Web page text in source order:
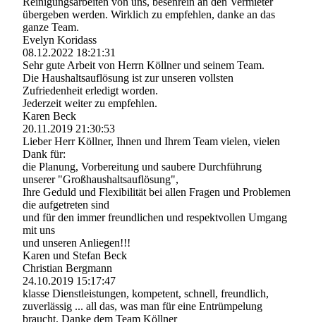
übergeben werden. Wirklich zu empfehlen, danke an das
ganze Team.
Evelyn Koridass
08.12.2022 18:21:31
Sehr gute Arbeit von Herrn Köllner und seinem Team.
Die Haushaltsauflösung ist zur unseren vollsten
Zufriedenheit erledigt worden.
Jederzeit weiter zu empfehlen.
Karen Beck
20.11.2019 21:30:53
Lieber Herr Köllner, Ihnen und Ihrem Team vielen, vielen
Dank für:
die Planung, Vorbereitung und saubere Durchführung
unserer "Groß­haushaltsauflö­sung",­
Ihre Geduld und Flexibilität bei allen Fragen und Problemen
die aufgetreten sind
und für den immer freundlichen und respektvollen Umgang
mit uns
und unseren Anliegen!!!
Karen und Stefan Beck
Christian Bergmann
24.10.2019 15:17:47
klasse Dienstleistungen, kompetent, schnell, freundlich,
zuverlässig ... all das, was man für eine Entrümpelung
braucht. Danke dem Team Köllner